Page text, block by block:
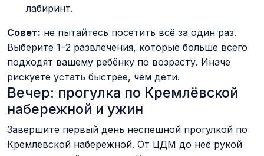
лабиринт.
Совет: не пытайтесь посетить всё за один раз.
Выберите 1–2 развлечения, которые больше всего
подходят вашему ребёнку по возрасту. Иначе
рискуете устать быстрее, чем дети.
Вечер: прогулка по Кремлёвской
набережной и ужин
Завершите первый день неспешной прогулкой по
Кремлёвской набережной. От ЦДМ до неё рукой